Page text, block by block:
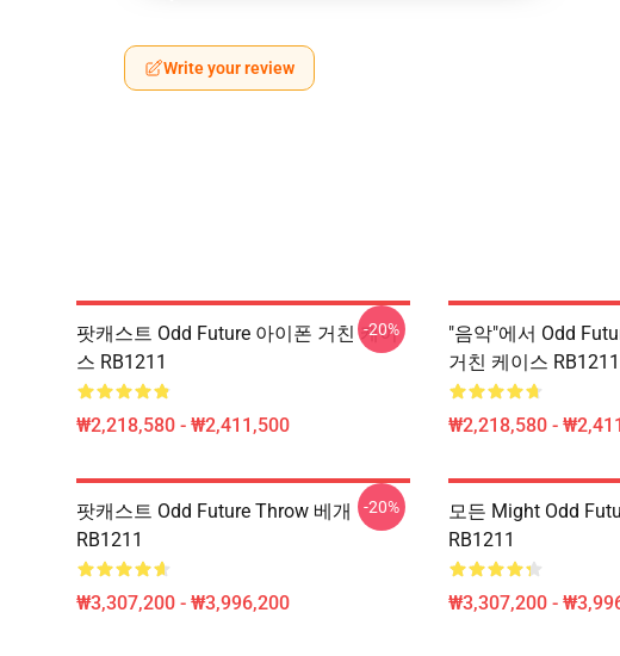
Write your review
팟캐스트 Odd Future 아이폰 거친 케이
스 RB1211
₩2,218,580 - ₩2,411,500
-20%
"음악"에서 Odd
거친 케이스 RB1211
₩2,218,580 -
팟캐스트 Odd Future Throw 베개
RB1211
₩3,307,200 - ₩3,996,200
-20%
모든 Might Odd
RB1211
₩3,307,200 -